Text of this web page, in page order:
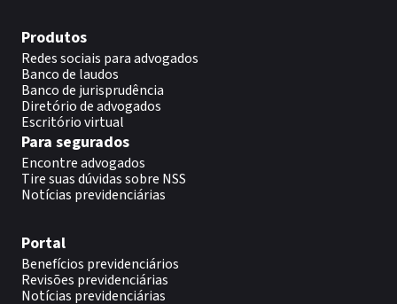
Produtos
Redes sociais para advogados
Banco de laudos
Banco de jurisprudência
Diretório de advogados
Escritório virtual
Para segurados
Encontre advogados
Tire suas dúvidas sobre NSS
Notícias previdenciárias
Portal
Benefícios previdenciários
Revisões previdenciárias
Notícias previdenciárias